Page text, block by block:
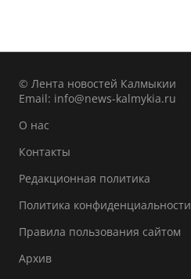
© Лента новостей Калмыкии
Email: info@news-kalmykia.ru
О нас
Контакты
Редакционная политика
Политика конфиденциальности
Правила пользования сайтом
Архив